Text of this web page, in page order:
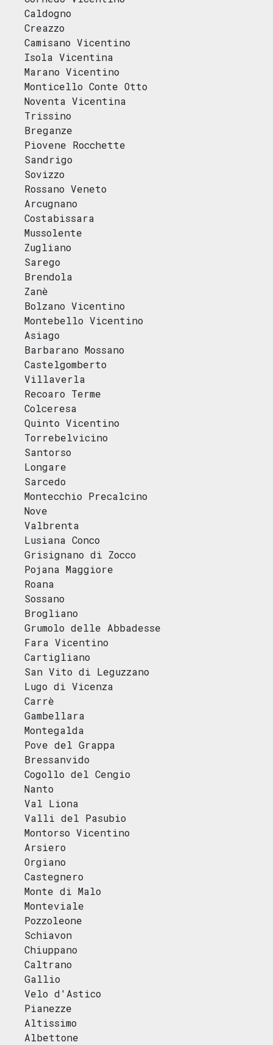
Caldogno
Creazzo
Camisano Vicentino
Isola Vicentina
Marano Vicentino
Monticello Conte Otto
Noventa Vicentina
Trissino
Breganze
Piovene Rocchette
Sandrigo
Sovizzo
Rossano Veneto
Arcugnano
Costabissara
Mussolente
Zugliano
Sarego
Brendola
Zanè
Bolzano Vicentino
Montebello Vicentino
Asiago
Barbarano Mossano
Castelgomberto
Villaverla
Recoaro Terme
Colceresa
Quinto Vicentino
Torrebelvicino
Santorso
Longare
Sarcedo
Montecchio Precalcino
Nove
Valbrenta
Lusiana Conco
Grisignano di Zocco
Pojana Maggiore
Roana
Sossano
Brogliano
Grumolo delle Abbadesse
Fara Vicentino
Cartigliano
San Vito di Leguzzano
Lugo di Vicenza
Carrè
Gambellara
Montegalda
Pove del Grappa
Bressanvido
Cogollo del Cengio
Nanto
Val Liona
Valli del Pasubio
Montorso Vicentino
Arsiero
Orgiano
Castegnero
Monte di Malo
Monteviale
Pozzoleone
Schiavon
Chiuppano
Caltrano
Gallio
Velo d'Astico
Pianezze
Altissimo
Albettone